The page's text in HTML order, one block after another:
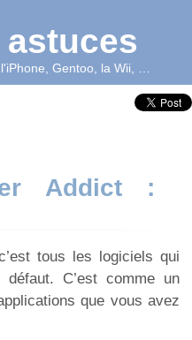
Gentoo, la Wii, …
Addict :
tous les logiciels qui
C’est comme un
que vous avez